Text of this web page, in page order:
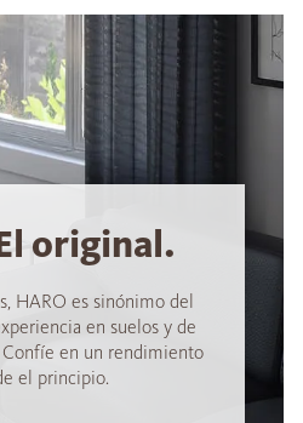
original.
HARO es sinónimo del
en suelos y de
en un rendimiento
el principio.